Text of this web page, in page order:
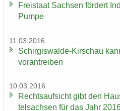
Frei­staat Sach­sen för­dert
Pumpe
11.03.2016
Schirgiswalde-​Kirschau
vor­an­trei­ben
10.03.2016
Rechts­auf­sicht gibt den
tel­sach­sen für das Jahr